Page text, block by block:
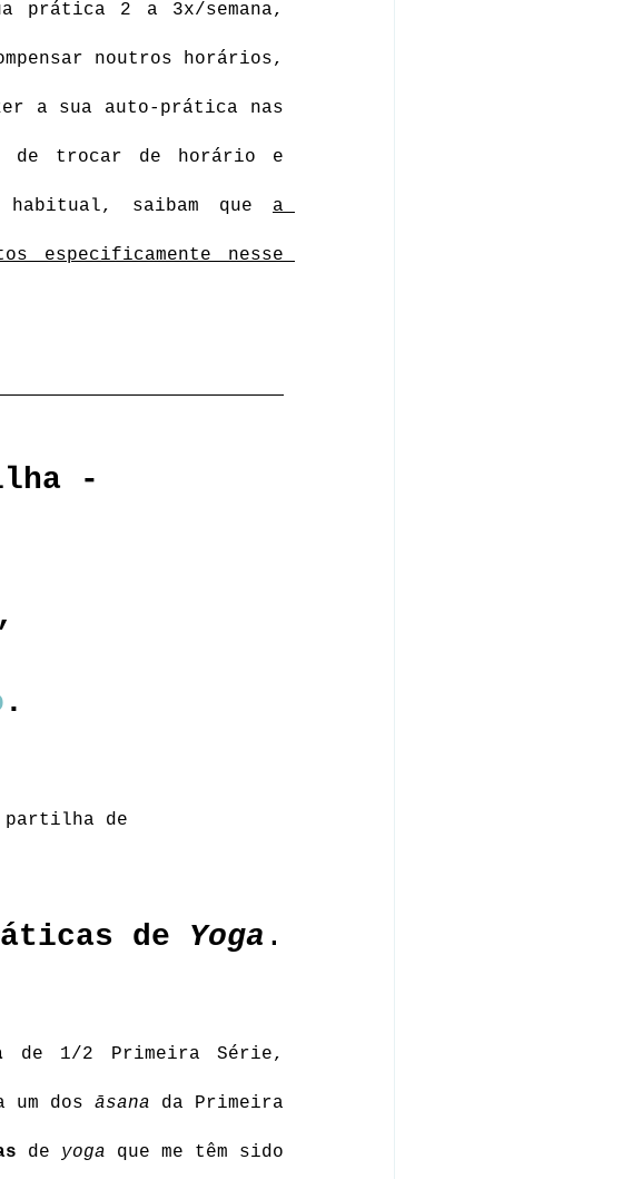
prática 2 a 3x/semana,
noutros horários,
a sua auto-prática nas
de trocar de horário e
saibam que a
especificamente nesse
-
,
.
partilha de
de Yoga .
de 1/2 Primeira Série,
um dos āsana da Primeira
de yoga que me têm sido